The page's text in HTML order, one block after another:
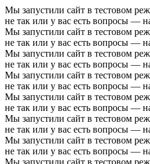
Мы запустили сайт в тестовом
не так или у вас есть вопросы —
Мы запустили сайт в тестовом
не так или у вас есть вопросы —
Мы запустили сайт в тестовом
не так или у вас есть вопросы —
Мы запустили сайт в тестовом
не так или у вас есть вопросы —
Мы запустили сайт в тестовом
не так или у вас есть вопросы —
Мы запустили сайт в тестовом
не так или у вас есть вопросы —
Мы запустили сайт в тестовом
не так или у вас есть вопросы —
Мы запустили сайт в тестовом